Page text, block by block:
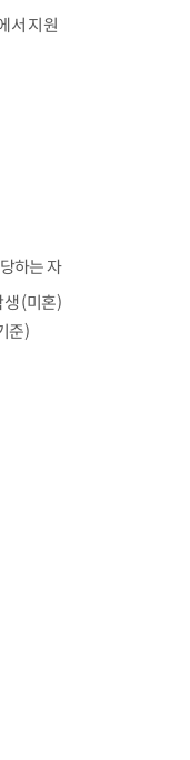
서 지원
하는 자
(미혼)
준)